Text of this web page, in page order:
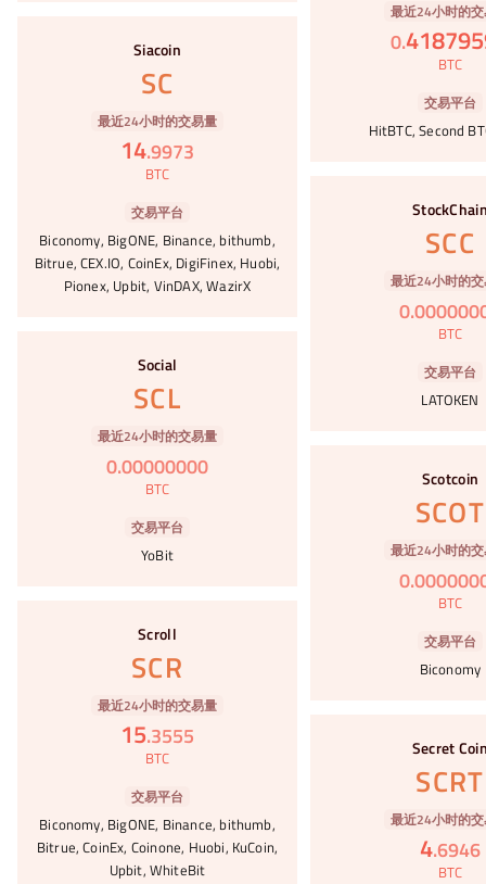
最近24小时的
0.
BTC
交易平台
HitBTC, Second
Siacoin
SC
最近24小时的交易量
14.9973
BTC
交易平台
Biconomy, BigONE, Binance, bithumb,
Bitrue, CEX.IO, CoinEx, DigiFinex, Huobi,
Pionex, Upbit, VinDAX, WazirX
SCC
最近24小时的
0.
BTC
交易平台
LATOKEN
Social
SCL
最近24小时的交易量
0.00000000
BTC
交易平台
YoBit
Scotcoin
SCOT
最近24小时的
0.
BTC
交易平台
Biconomy
Scroll
SCR
最近24小时的交易量
15.3555
BTC
交易平台
Biconomy, BigONE, Binance, bithumb,
Bitrue, CoinEx, Coinone, Huobi, KuCoin,
Upbit, WhiteBit
Secret
SCRT
最近24小时的
4.6946
BTC